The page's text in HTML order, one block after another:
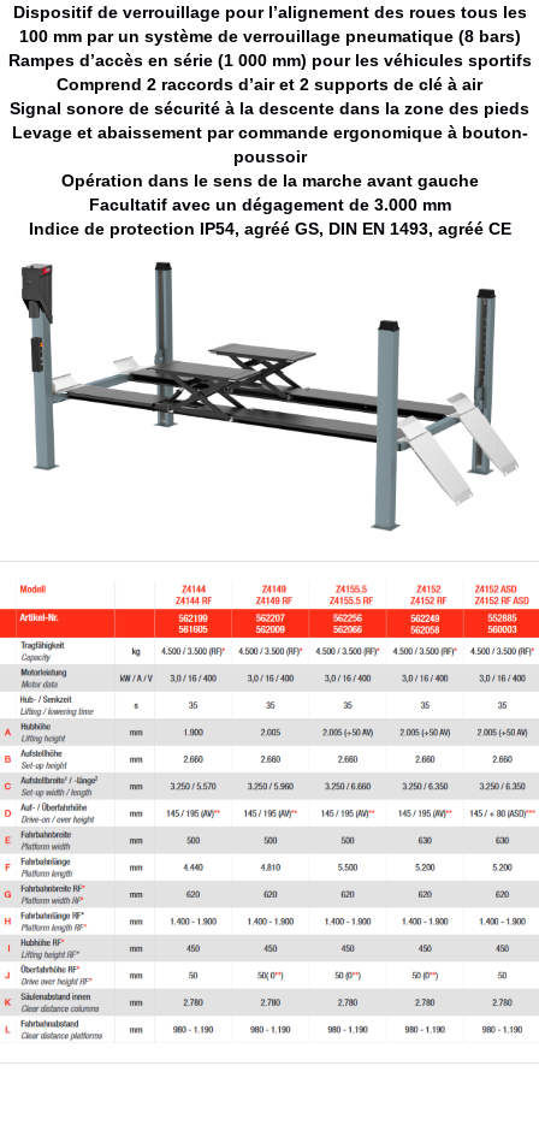
Dispositif de verrouillage pour l’alignement des roues tous les
100 mm par un système de verrouillage pneumatique (8 bars)
Rampes d’accès en série (1 000 mm) pour les véhicules sportifs
Comprend 2 raccords d’air et 2 supports de clé à air
Signal sonore de sécurité à la descente dans la zone des pieds
Levage et abaissement par commande ergonomique à bouton-
poussoir
Opération dans le sens de la marche avant gauche
Facultatif avec un dégagement de 3.000 mm
Indice de protection IP54, agréé GS, DIN EN 1493, agréé CE